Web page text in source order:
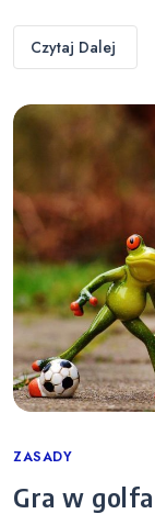
Czytaj Dalej
Categories
ZASADY
Gra w